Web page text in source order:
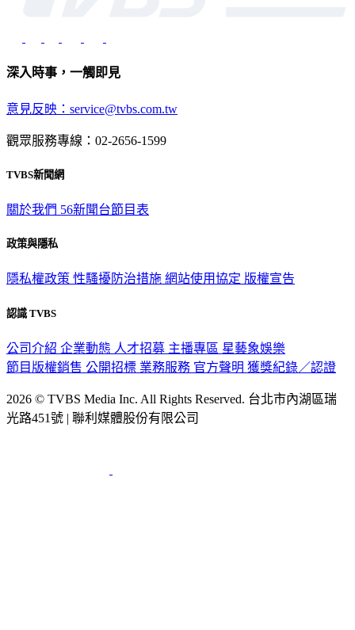
深入時事，一觸即見
意見反映：service@tvbs.com.tw
觀眾服務專線：02-2656-1599
TVBS新聞網
關於我們 56新聞台節目表
政策與隱私
隱私權政策 性騷擾防治措施 網站使用協定 版權宣告
認識 TVBS
公司介紹 企業動態 人才招募 主播專區 星藝象娛樂
節目版權銷售 公開招標 業務服務 官方聲明 獲獎紀錄／認證
2026 © TVBS Media Inc. All Rights Reserved. 台北市內湖區瑞
光路451號 | 聯利媒體股份有限公司